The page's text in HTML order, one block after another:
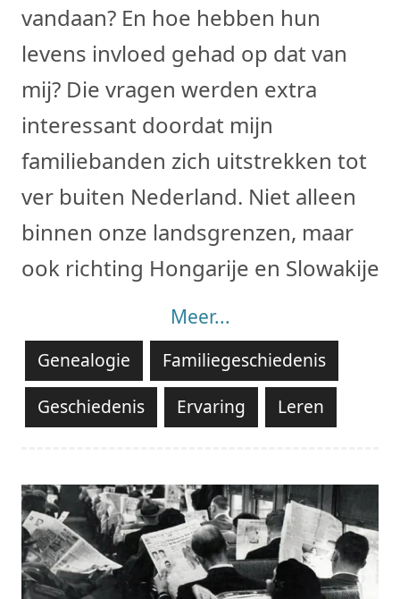
vandaan? En hoe hebben hun
levens invloed gehad op dat van
mij? Die vragen werden extra
interessant doordat mijn
familiebanden zich uitstrekken tot
ver buiten Nederland. Niet alleen
binnen onze landsgrenzen, maar
ook richting Hongarije en Slowakije.
Meer...
Genealogie
Familiegeschiedenis
Geschiedenis
Ervaring Leren